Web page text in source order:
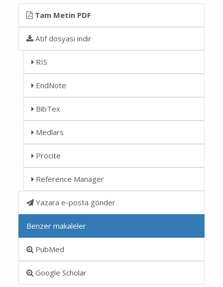
Tam Metin PDF
Atıf dosyası indir
RIS
EndNote
BibTex
Medlars
Procite
Reference Manager
Yazara e-posta gönder
Benzer makaleler
PubMed
Google Scholar